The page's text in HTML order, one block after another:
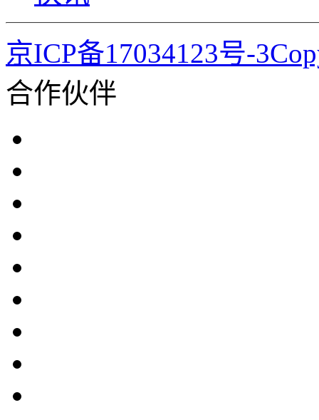
京ICP备17034123号-
合作伙伴